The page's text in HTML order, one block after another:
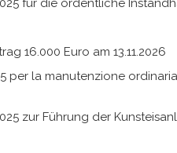
für die ordentliche
16.000 Euro am 13.11.2026
la manutenzione
zur Führung der